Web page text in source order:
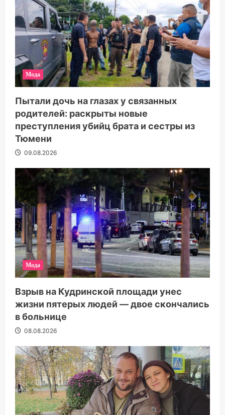
Мода
Пытали дочь на глазах у связанных
родителей: раскрыты новые
преступления убийц брата и сестры из
Тюмени
09.08.2026
Мода
Взрыв на Кудринской площади унес
жизни пятерых людей — двое скончались
в больнице
08.08.2026